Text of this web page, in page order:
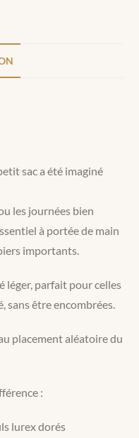
sac a été imaginé
les journées bien
à portée de main
importants.
léger, parfait pour celles
être encombrées.
placement aléatoire du
:
lurex dorés